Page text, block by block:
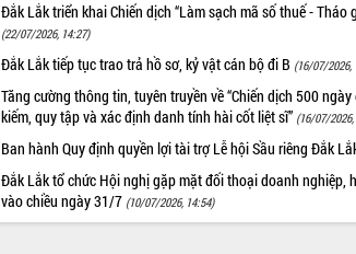
Đắk Lắk triển khai Chiến dịch “Làm sạch mã số thuế - Tháo
(22/07/2026, 14:27)
Đắk Lắk tiếp tục trao trả hồ sơ, kỷ vật cán bộ đi B (16/07/2026,
Tăng cường thông tin, tuyên truyền về “Chiến dịch 500
kiếm, quy tập và xác định danh tính hài cốt liệt sĩ” (16/07/
Ban hành Quy định quyền lợi tài trợ Lễ hội Sầu riêng Đắk
Đắk Lắk tổ chức Hội nghị gặp mặt đối thoại doanh nghiệp,
vào chiều ngày 31/7 (10/07/2026, 14:54)